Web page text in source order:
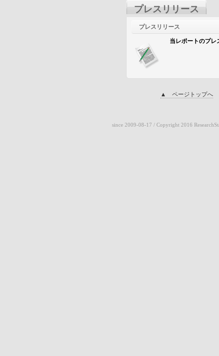
プレスリリース
プレスリリース
当レポートのプレ
▲ ページトップへ
since 2009-08-17 / Copyright 2016